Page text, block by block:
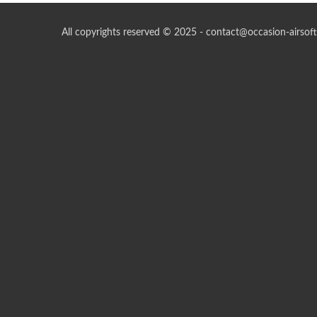
All copyrights reserved © 2025 - contact@occasion-